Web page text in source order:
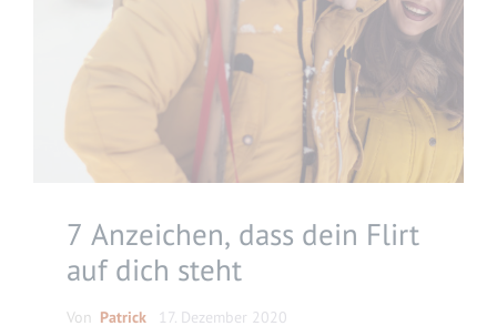
7 Anzeichen, dass dein Flirt
auf dich steht
Von Patrick 17. Dezember 2020